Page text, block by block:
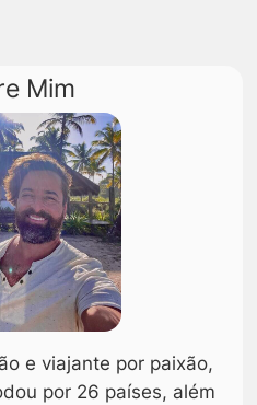
Mim
e viajante por paixão,
por 26 países, além